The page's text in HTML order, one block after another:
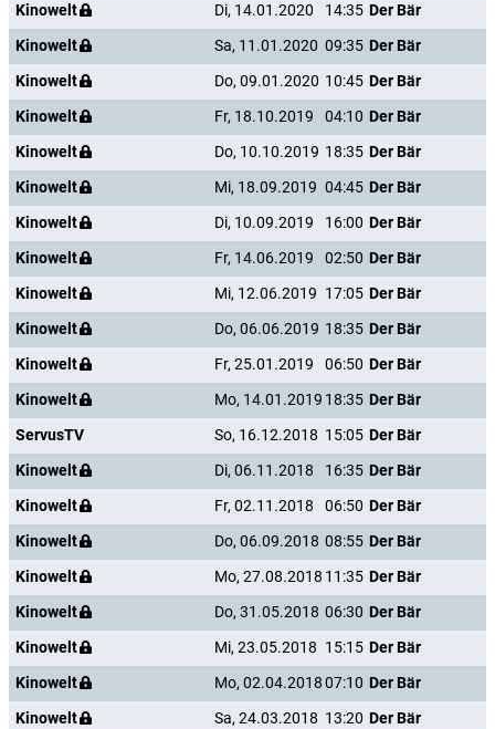
Kinowelt
Di, 14.01.2020 14:35 Der Bär
Kinowelt
Sa, 11.01.2020 09:35 Der Bär
Kinowelt
Do, 09.01.2020 10:45 Der Bär
Kinowelt
Fr, 18.10.2019 04:10 Der Bär
Kinowelt
Do, 10.10.2019 18:35 Der Bär
Kinowelt
Mi, 18.09.2019 04:45 Der Bär
Kinowelt
Di, 10.09.2019 16:00 Der Bär
Kinowelt
Fr, 14.06.2019 02:50 Der Bär
Kinowelt
Mi, 12.06.2019 17:05 Der Bär
Kinowelt
Do, 06.06.2019 18:35 Der Bär
Kinowelt
Fr, 25.01.2019 06:50 Der Bär
Kinowelt
Mo, 14.01.2019 18:35 Der Bär
ServusTV
So, 16.12.2018 15:05 Der Bär
Kinowelt
Di, 06.11.2018 16:35 Der Bär
Kinowelt
Fr, 02.11.2018 06:50 Der Bär
Kinowelt
Do, 06.09.2018 08:55 Der Bär
Kinowelt
Mo, 27.08.2018 11:35 Der Bär
Kinowelt
Do, 31.05.2018 06:30 Der Bär
Kinowelt
Mi, 23.05.2018 15:15 Der Bär
Kinowelt
Mo, 02.04.201807:10 Der Bär
Kinowelt
Sa, 24.03.2018 13:20 Der Bär